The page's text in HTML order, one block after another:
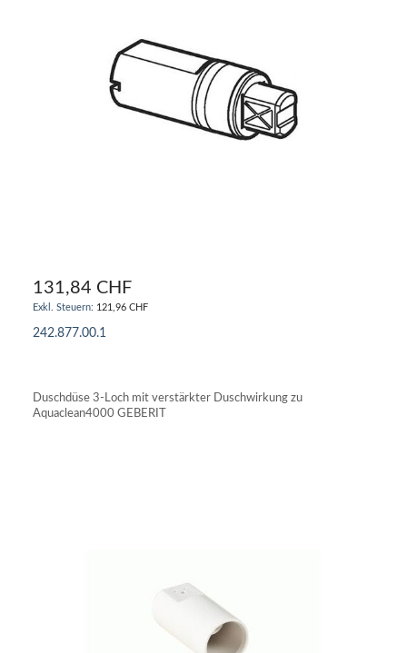
131,84 CHF
121,96 CHF
242.877.00.1
Duschdüse 3-Loch mit verstärkter Duschwirkung zu
Aquaclean4000 GEBERIT